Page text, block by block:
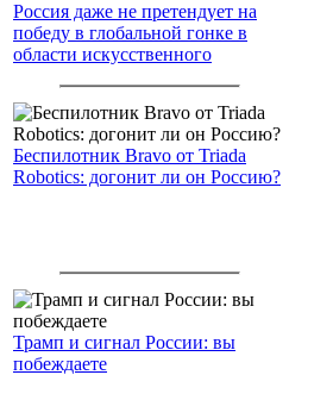
Россия даже не претендует на
победу в глобальной гонке в
области искусственного
Беспилотник Bravo от Triada
Robotics: догонит ли он Россию?
Трамп и сигнал России: вы
побеждаете